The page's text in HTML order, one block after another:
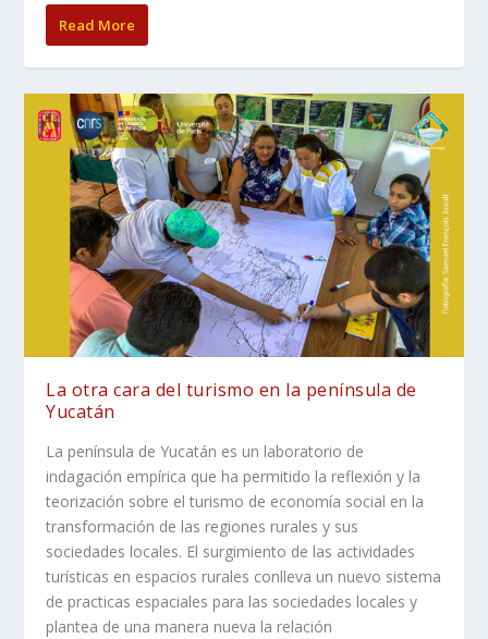
Read More
La otra cara del turismo en la península de
Yucatán
La península de Yucatán es un laboratorio de
indagación empírica que ha permitido la reflexión y la
teorización sobre el turismo de economía social en la
transformación de las regiones rurales y sus
sociedades locales. El surgimiento de las actividades
turísticas en espacios rurales conlleva un nuevo sistema
de practicas espaciales para las sociedades locales y
plantea de una manera nueva la relación